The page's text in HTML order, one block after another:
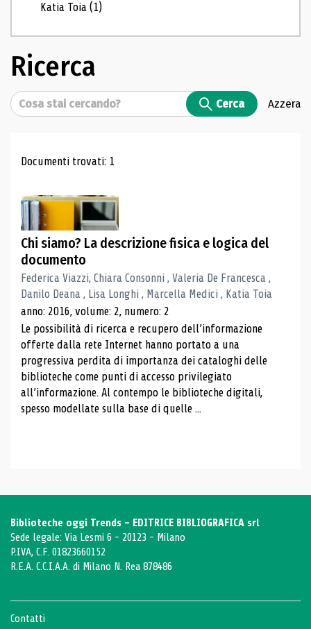
Katia Toia(1)
Ricerca
Cerca Cerca Azzera
Risultati di ricerca
Documenti trovati: 1
Chi siamo? La descrizione fisica e logica del
documento
Federica Viazzi, Chiara Consonni , Valeria De Francesca ,
Danilo Deana , Lisa Longhi , Marcella Medici , Katia Toia
anno: 2016, volume: 2, numero: 2
Le possibilità di ricerca e recupero dell’informazione
offerte dalla rete Internet hanno portato a una
progressiva perdita di importanza dei cataloghi delle
biblioteche come punti di accesso privilegiato
all’informazione. Al contempo le biblioteche digitali,
spesso modellate sulla base di quelle ...
Biblioteche oggi Trends - EDITRICE BIBLIOGRAFICA srl
Sede legale: Via Lesmi 6 - 20123 - Milano
P.IVA, C.F. 01823660152
R.E.A. C.C.I.A.A. di Milano N. Rea 878486
Contatti